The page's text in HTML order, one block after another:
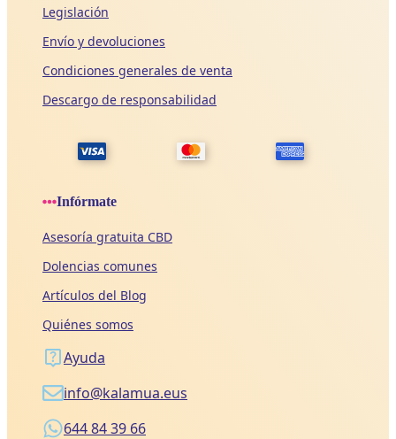
Legislación
Envío y devoluciones
Condiciones generales de venta
Descargo de responsabilidad
Infórmate
Asesoría gratuita CBD
Dolencias comunes
Artículos del Blog
Quiénes somos
Ayuda
info@kalamua.eus
644 84 39 66